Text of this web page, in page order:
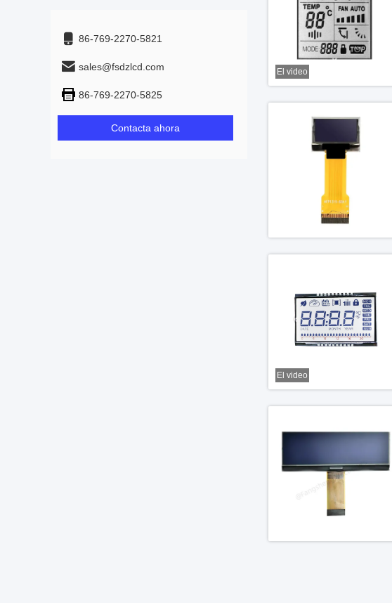
86-769-2270-5821
sales@fsdzlcd.com
86-769-2270-5825
Contacta ahora
El video
El video